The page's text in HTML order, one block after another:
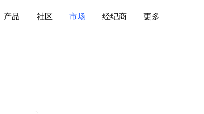
产品 社区 市场 经纪商 更多